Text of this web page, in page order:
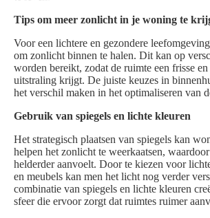
Tips om meer zonlicht in je woning te
Voor een lichtere en gezondere
om zonlicht binnen te halen. Dit kan op
worden bereikt, zodat de ruimte een frisse
uitstraling krijgt. De juiste keuzes in
het verschil maken in het optimaliseren van
Gebruik van spiegels en lichte kleuren
Het strategisch plaatsen van spiegels kan
helpen het zonlicht te weerkaatsen,
helderder aanvoelt. Door te kiezen voor
en meubels kan men het licht nog verder
combinatie van spiegels en lichte kleuren
sfeer die ervoor zorgt dat ruimtes ruimer